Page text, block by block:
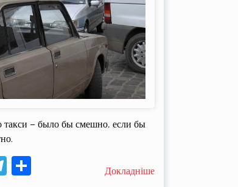
такси – было бы смешно, если бы
Telegram
ПоділитисяДокладніше